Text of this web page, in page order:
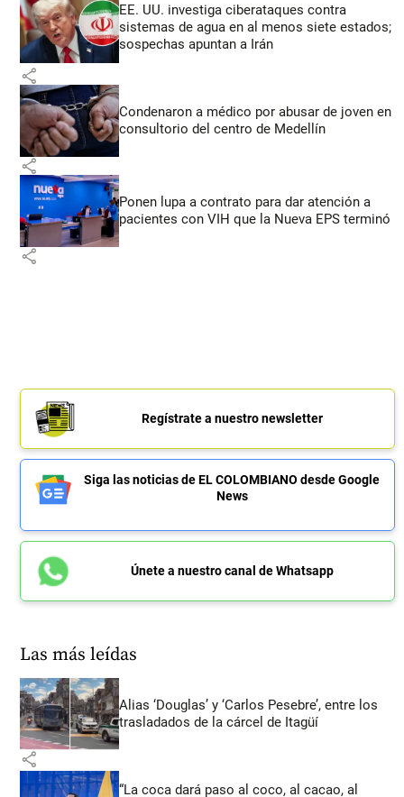
EE. UU. investiga ciberataques contra
sistemas de agua en al menos siete estados;
sospechas apuntan a Irán
share
Condenaron a médico por abusar de joven en
consultorio del centro de Medellín
share
Ponen lupa a contrato para dar atención a
pacientes con VIH que la Nueva EPS terminó
share
Regístrate a nuestro newsletter
Siga las noticias de EL COLOMBIANO desde Google
News
Únete a nuestro canal de Whatsapp
Las más leídas
Alias ‘Douglas’ y ‘Carlos Pesebre’, entre los
trasladados de la cárcel de Itagüí
share
“La coca dará paso al coco, al cacao, al